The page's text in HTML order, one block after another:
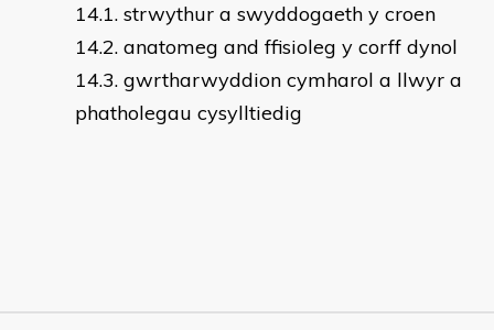
strwythur a swyddogaeth y croen
anatomeg and ffisioleg y corff dynol
gwrtharwyddion cymharol a llwyr a
phatholegau cysylltiedig